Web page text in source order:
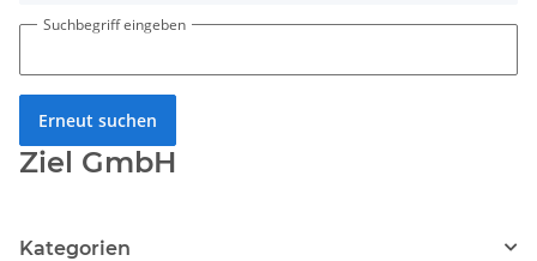
Suchbegriff eingeben
Erneut suchen
Ziel GmbH
Kategorien